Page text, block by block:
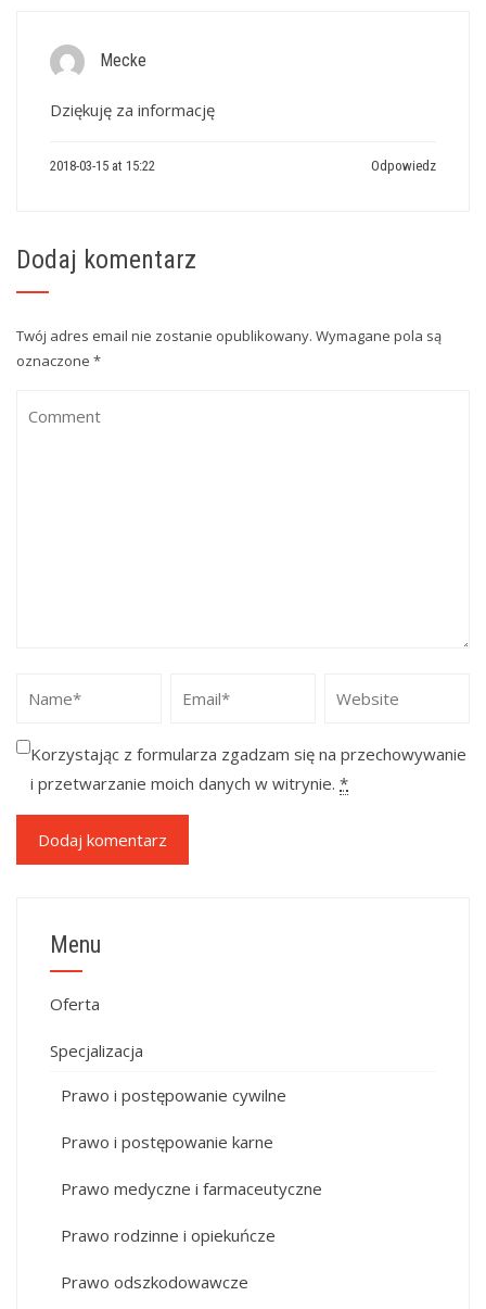
Mecke
Dziękuję za informację
2018-03-15 at 15:22 Odpowiedz
Dodaj komentarz
Twój adres email nie zostanie opublikowany. Wymagane pola są
oznaczone *
Korzystając z formularza zgadzam się na przechowywanie
i przetwarzanie moich danych w witrynie. *
Menu
Oferta
Specjalizacja
Prawo i postępowanie cywilne
Prawo i postępowanie karne
Prawo medyczne i farmaceutyczne
Prawo rodzinne i opiekuńcze
Prawo odszkodowawcze